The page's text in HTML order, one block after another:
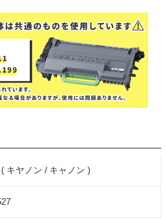
キヤノン / キャノン )